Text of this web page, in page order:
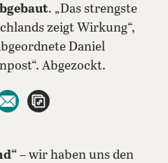
. „Das strengste
zeigt Wirkung“,
Daniel
Abgezockt.
WhatsApp teilen
per E-Mail teilen
– wir haben uns den